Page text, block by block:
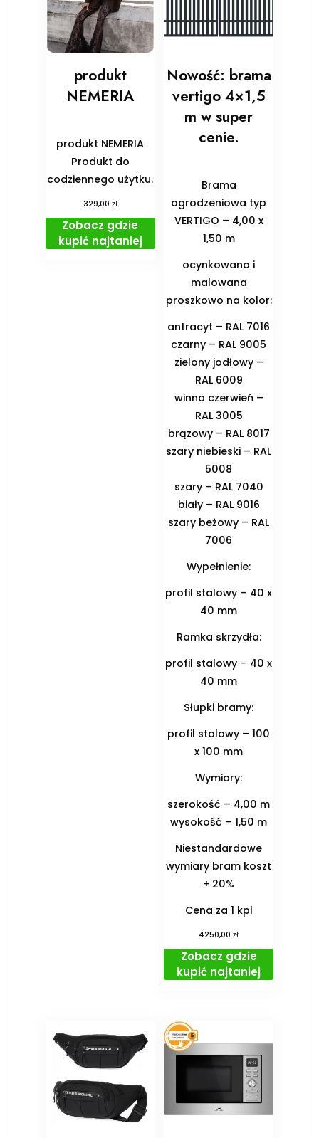
produkt
NEMERIA
produkt NEMERIA
Produkt do
codziennego użytku.
329,00 zł
Zobacz gdzie
kupić najtaniej
Nowość: brama
vertigo 4×1,5
m w super
cenie.
Brama
ogrodzeniowa typ
VERTIGO – 4,00 x
1,50 m
ocynkowana i
malowana
proszkowo na kolor:
antracyt – RAL 7016
czarny – RAL 9005
zielony jodłowy –
RAL 6009
winna czerwień –
RAL 3005
brązowy – RAL 8017
szary niebieski – RAL
5008
szary – RAL 7040
biały – RAL 9016
szary beżowy – RAL
7006
Wypełnienie:
profil stalowy – 40 x
40 mm
Ramka skrzydła:
profil stalowy – 40 x
40 mm
Słupki bramy:
profil stalowy – 100
x 100 mm
Wymiary:
szerokość – 4,00 m
wysokość – 1,50 m
Niestandardowe
wymiary bram koszt
+ 20%
Cena za 1 kpl
4250,00zł
Zobacz gdzie
kupić najtaniej